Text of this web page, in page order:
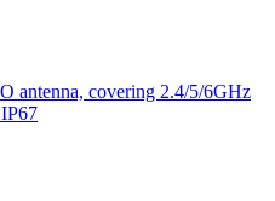
antenna, covering 2.4/5/6GHz